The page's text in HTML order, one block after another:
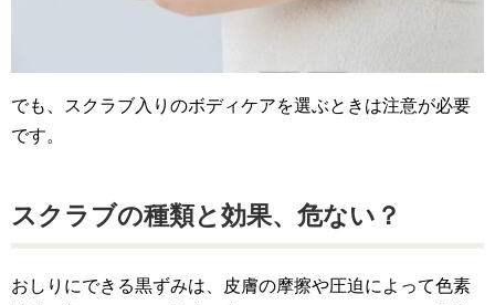
でも、スクラブ入りのボディケアを選ぶときは注意が必要
です。
スクラブの種類と効果、危ない？
おしりにできる黒ずみは、皮膚の摩擦や圧迫によって色素